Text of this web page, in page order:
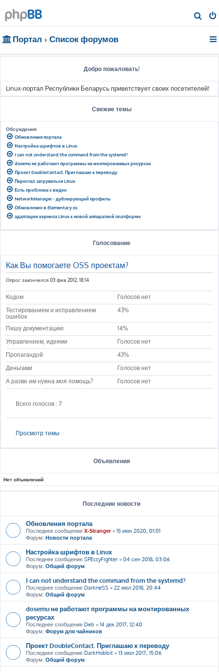
о
Портал Список форумов
Добро пожаловать!
Linux-портал Республики Беларусь приветствует своих посетителей!
Свежие темы
Обсуждения
Обновления портала
Настройка шрифтов в Linux
I can not understand the command from the systemd?
dosemu не работают программы на монтированных ресурсах
Проект DoubleContact. Приглашаю к переводу
Перестал загружаться Linux
Есть проблема с видео
NetworkManager - дублирующий профиль
Обновление в Elementary os
адаптации кернела Linux к новой аппаратной платформе
Голосование
Как Вы помогаете OSS проектам?
Опрос закончился 03 фев 2012, 18:14
Кодом
Голосов нет
Тестированием и исправлением
ошибок
43%
Пишу документацию
14%
Управлением, идеями
Голосов нет
Пропагандой
43%
Деньгами
Голосов нет
А разве им нужна моя помощь?
Голосов нет
Всего голосов : 7
Просмотр темы
Объявления
Нет объявлений
Последние новости
Обновления портала
Последнее сообщение X-Stranger» 15 июн 2020, 01:01
Форум: Новости портала
Настройка шрифтов в Linux
Последнее сообщение SPEccyFighter » 04 сен 2018, 03:06
Форум: Общий форум
I can not understand the command from the systemd?
Последнее сообщение DarkneSS » 22 июл 2018, 20:44
Форум: Общий форум
dosemu не работают программы на монтированных
ресурсах
Последнее сообщение Deb » 14 дек 2017, 12:40
Форум: Форум для чайников
Проект DoubleContact. Приглашаю к переводу
Последнее сообщение DarkHobbit » 13 июл 2017, 15:06
Форум: Общий форум